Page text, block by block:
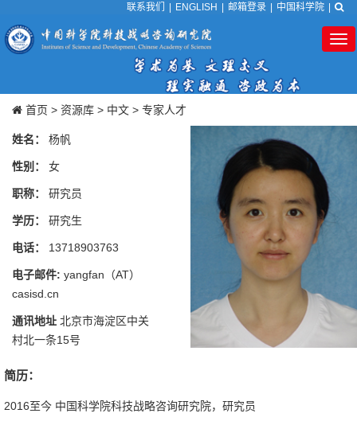
联系我们 ENGLISH 邮箱登录 中国科学院
首页 > 资源库 > 中文 > 专家人才
姓名： 杨帆
性别： 女
职称： 研究员
学历： 研究生
电话： 13718903763
电子邮件: yangfan（AT）
casisd.cn
通讯地址 北京市海淀区中关
村北一条15号
简历：
2016至今 中国科学院科技战略咨询研究院，研究员